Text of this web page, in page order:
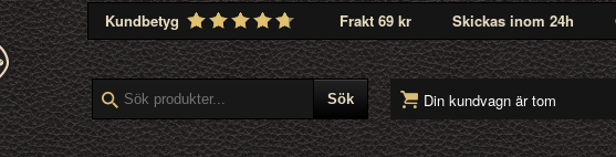
Kundbetyg Frakt 69 kr Skickas inom 24h
Din kundvagn är tom